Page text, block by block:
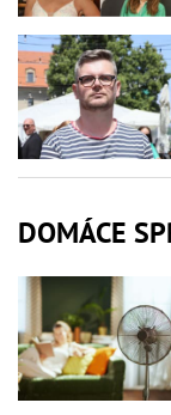
DOMÁCE